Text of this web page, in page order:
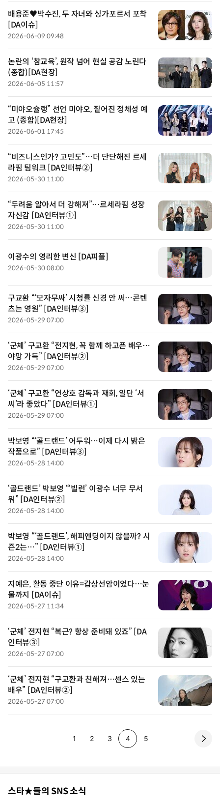
배용준♥박수진, 두 자녀와 싱가포르서 포착
[DA이슈]
2026-06-09 09:48
논란의 ‘참교육’, 원작 넘어 현실 공감 노린다
(종합)[DA현장]
2026-06-05 11:57
“미야오슐랭” 선언 미야오, 짙어진 정체성 예
고 (종합)[DA현장]
2026-06-01 17:45
“비즈니스인가? 고민도”…더 단단해진 르세
라핌 팀워크 [DA인터뷰②]
2026-05-30 11:00
“두려움 알아서 더 강해져”…르세라핌 성장
자신감 [DA인터뷰①]
2026-05-30 11:00
이광수의 영리한 변신 [DA피플]
2026-05-30 08:00
구교환 “‘모자무싸’ 시청률 신경 안 써…콘텐
츠는 영원” [DA인터뷰③]
2026-05-29 07:00
‘군체’ 구교환 “전지현, 꼭 함께 하고픈 배우…
야망 가득” [DA인터뷰②]
2026-05-29 07:00
‘군체’ 구교환 “연상호 감독과 재회, 일단 ‘서
씨’라 좋았다” [DA인터뷰①]
2026-05-29 07:00
박보영 “‘골드랜드’ 어두워…이제 다시 밝은
작품으로” [DA인터뷰③]
2026-05-28 14:00
‘골드랜드’ 박보영 “‘빌런’ 이광수 너무 무서
워” [DA인터뷰②]
2026-05-28 14:00
박보영 “‘골드랜드’, 해피엔딩이지 않을까? 시
즌2는…” [DA인터뷰①]
2026-05-28 14:00
지예은, 활동 중단 이유=갑상선암이었다…눈
물까지 [DA이슈]
2026-05-27 11:34
‘군체’ 전지현 “복근? 항상 준비돼 있죠” [DA
인터뷰③]
2026-05-27 07:00
‘군체’ 전지현 “구교환과 친해져…센스 있는
배우” [DA인터뷰②]
2026-05-27 07:00
page
1 page
2 page
3 page
4 page
5
스타★들의 SNS 소식